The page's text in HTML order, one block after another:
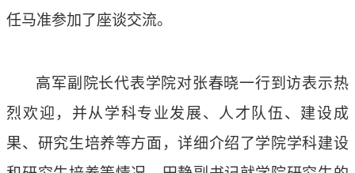
任马准参加了座谈交流。
高军副院长代表学院对张春晓一行到访表示热
烈欢迎，并从学科专业发展、人才队伍、建设成
果、研究生培养等方面，详细介绍了学院学科建设